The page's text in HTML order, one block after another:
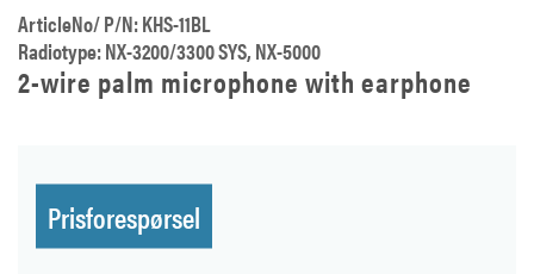
ArticleNo/ P/N: KHS-11BL
Radiotype: NX-3200/3300 SYS, NX-5000
2-wire palm microphone with earphone
Prisforespørsel